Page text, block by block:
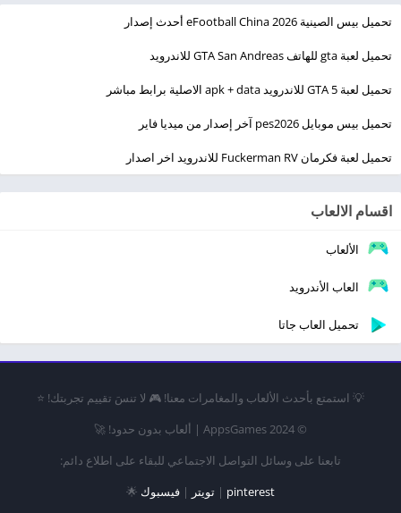
تحميل بيس الصينية eFootball China 2026 أحدث إصدار
تحميل لعبة gta للهاتف GTA San Andreas للاندرويد
تحميل لعبة GTA 5 للاندرويد apk + data الاصلية برابط مباشر
تحميل بيس موبايل pes2026 آخر إصدار من ميديا فاير
تحميل لعبة فكرمان Fuckerman RV للاندرويد اخر اصدار
اقسام الالعاب
الألعاب
العاب الأندرويد
تحميل العاب جاتا
💡 استمتع بأحدث الألعاب والمغامرات معنا! 🎮 لا تنسَ تقييم تجربتك! ⭐
© 2024 AppsGames | ألعاب بدون حدود! 🚀
تابعنا على وسائل التواصل الاجتماعي للبقاء على اطلاع دائم:
pinterest
| تويتر | فيسبوك 🌟